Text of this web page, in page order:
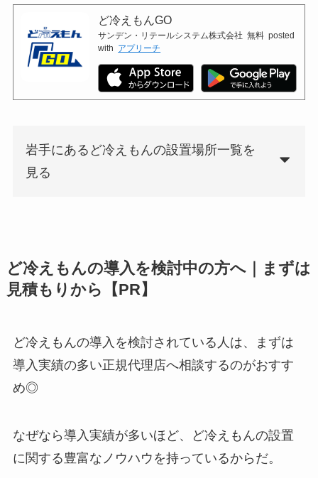
ど冷えもんGO
サンデン・リテールシステム株式会社 無料 posted
with アプリーチ
岩手にあるど冷えもんの設置場所一覧を
見る
ど冷えもんの導入を検討中の方へ｜まずは
見積もりから【PR】
ど冷えもんの導入を検討されている人は、まずは
導入実績の多い正規代理店へ相談するのがおすす
め◎
なぜなら導入実績が多いほど、ど冷えもんの設置
に関する豊富なノウハウを持っているからだ。